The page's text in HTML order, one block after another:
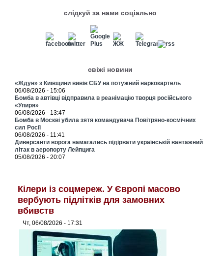
слідкуй за нами соціально
свіжі новини
«Ждун» з Київщини вивів СБУ на потужний наркокартель
06/08/2026 - 15:06
Бомба в автівці відправила в реанімацію творця російського
«Упиря»
06/08/2026 - 13:47
Бомба в Москві убила зятя командувача Повітряно-космічних
сил Росії
06/08/2026 - 11:41
Диверсанти ворога намагались підірвати українській вантажний
літак в аеропорту Лейпцига
05/08/2026 - 20:07
Кілери із соцмереж. У Європі масово
вербують підлітків для замовних
вбивств
Чт, 06/08/2026 - 17:31